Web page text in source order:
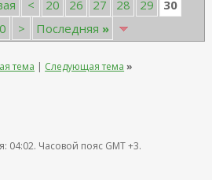
< 20 26 27 28 29
30
> Последняя »
тема | Следующая тема »
04:02. Часовой пояс GMT +3.